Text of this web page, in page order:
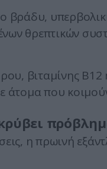
βράδυ,
θρεπτικών
βιταμίνης
άτομα που
η πρωινή